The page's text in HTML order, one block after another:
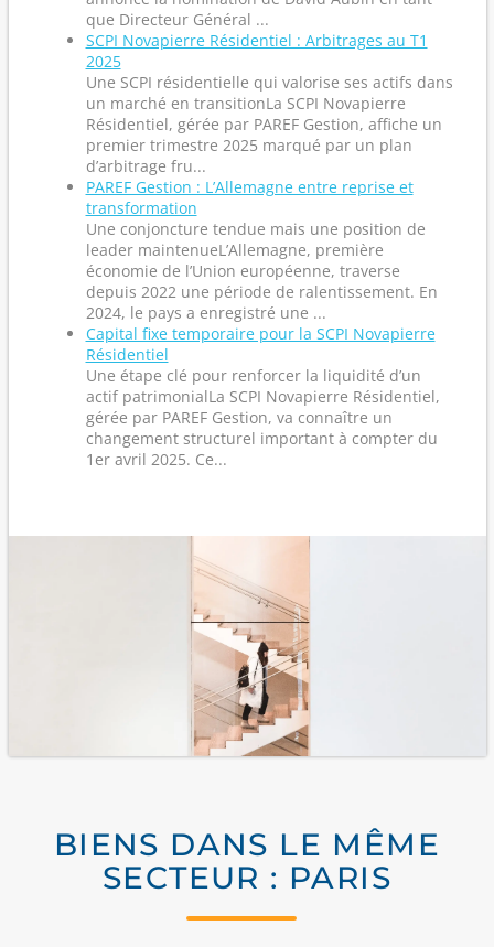
que Directeur Général ...
SCPI Novapierre Résidentiel : Arbitrages au T1
2025
Une SCPI résidentielle qui valorise ses actifs dans
un marché en transitionLa SCPI Novapierre
Résidentiel, gérée par PAREF Gestion, affiche un
premier trimestre 2025 marqué par un plan
d’arbitrage fru...
PAREF Gestion : L’Allemagne entre reprise et
transformation
Une conjoncture tendue mais une position de
leader maintenueL’Allemagne, première
économie de l’Union européenne, traverse
depuis 2022 une période de ralentissement. En
2024, le pays a enregistré une ...
Capital fixe temporaire pour la SCPI Novapierre
Résidentiel
Une étape clé pour renforcer la liquidité d’un
actif patrimonialLa SCPI Novapierre Résidentiel,
gérée par PAREF Gestion, va connaître un
changement structurel important à compter du
1er avril 2025. Ce...
BIENS DANS LE MÊME
SECTEUR : PARIS